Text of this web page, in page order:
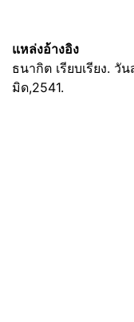
แหล่งอ้างอิง
ธนากิต เรียบเรียง. วั
มิด,2541.